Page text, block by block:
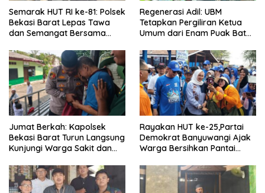
Semarak HUT RI ke-81: Polsek
Bekasi Barat Lepas Tawa
dan Semangat Bersama
Regenerasi Adil: UBM
Tetapkan Pergiliran Ketua
Umum dari Enam Puak Batak
Jumat Berkah: Kapolsek
Bekasi Barat Turun Langsung
Kunjungi Warga Sakit dan
Rayakan HUT ke-25,Partai
Demokrat Banyuwangi Ajak
Warga Bersihkan Pantai